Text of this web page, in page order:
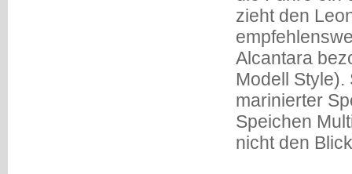
zieht den
Alcantara
Modell Style).
marinierter
Speichen
nicht den